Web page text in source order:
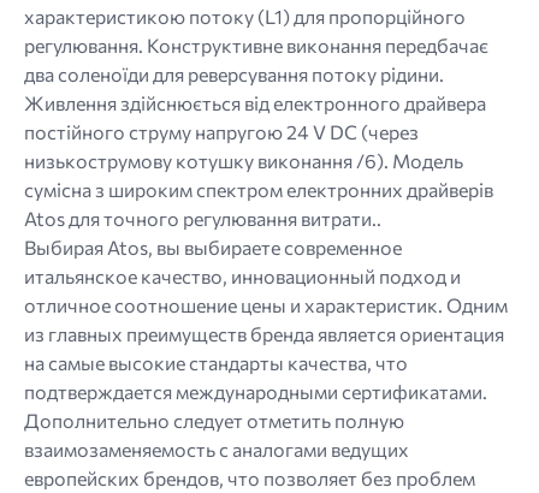
характеристикою потоку (L1) для пропорційного
регулювання. Конструктивне виконання передбачає
два соленоїди для реверсування потоку рідини.
Живлення здійснюється від електронного драйвера
постійного струму напругою 24 V DC (через
низькострумову котушку виконання /6). Модель
сумісна з широким спектром електронних драйверів
Atos для точного регулювання витрати..
Выбирая Atos, вы выбираете современное
итальянское качество, инновационный подход и
отличное соотношение цены и характеристик. Одним
из главных преимуществ бренда является ориентация
на самые высокие стандарты качества, что
подтверждается международными сертификатами.
Дополнительно следует отметить полную
взаимозаменяемость с аналогами ведущих
европейских брендов, что позволяет без проблем